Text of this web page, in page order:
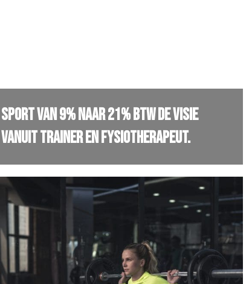
Sport van 9% naar 21% BTW de visie
vanuit trainer en fysiotherapeut.